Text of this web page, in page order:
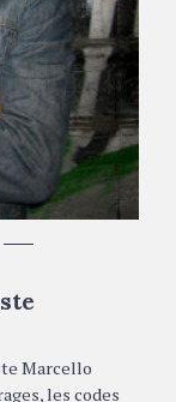
Marcello
les codes